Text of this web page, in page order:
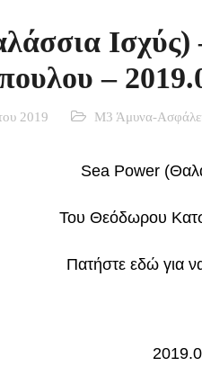
–
2019 Μ3 Άμυνα-
Sea Power
Του Θεόδωρου
Πατήστε εδώ για